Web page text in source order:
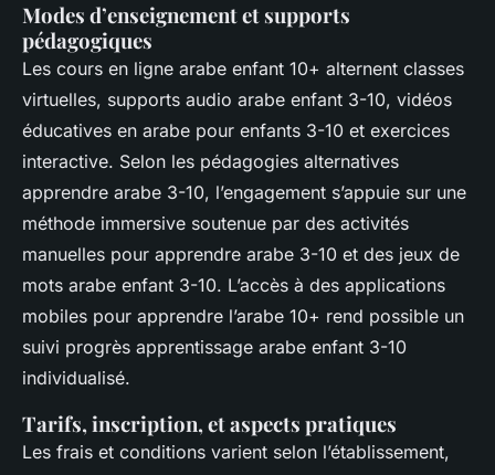
Modes d’enseignement et supports
pédagogiques
Les cours en ligne arabe enfant 10+ alternent classes
virtuelles, supports audio arabe enfant 3-10, vidéos
éducatives en arabe pour enfants 3-10 et exercices
interactive. Selon les pédagogies alternatives
apprendre arabe 3-10, l’engagement s’appuie sur une
méthode immersive soutenue par des activités
manuelles pour apprendre arabe 3-10 et des jeux de
mots arabe enfant 3-10. L’accès à des applications
mobiles pour apprendre l’arabe 10+ rend possible un
suivi progrès apprentissage arabe enfant 3-10
individualisé.
Tarifs, inscription, et aspects pratiques
Les frais et conditions varient selon l’établissement,